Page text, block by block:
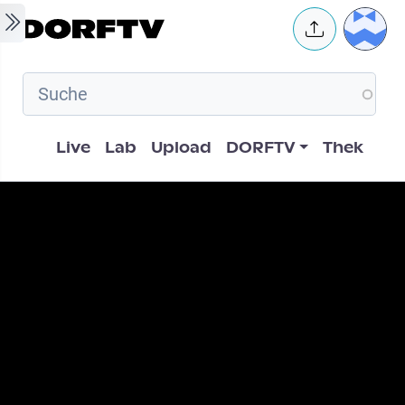
Skip to main content User
Hauptnavigation
Live Lab Upload DORFTV Thek